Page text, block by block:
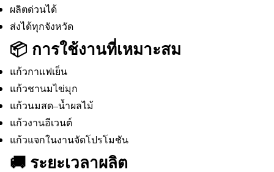
ผลิตด่วนได้
ส่งได้ทุกจังหวัด
📦 การใช้งานที่เหมาะสม
แก้วกาแฟเย็น
แก้วชานมไข่มุก
แก้วนมสด–น้ำผลไม้
แก้วงานอีเวนต์
แก้วแจกในงานจัดโปรโมชัน
🚚 ระยะเวลาผลิต